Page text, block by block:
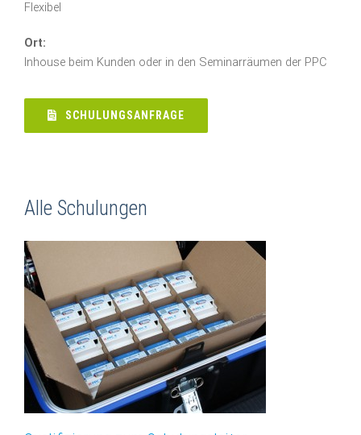
Flexibel
Ort:
Inhouse beim Kunden oder in den Seminarräumen der PPC
SCHULUNGSANFRAGE
Alle Schulungen